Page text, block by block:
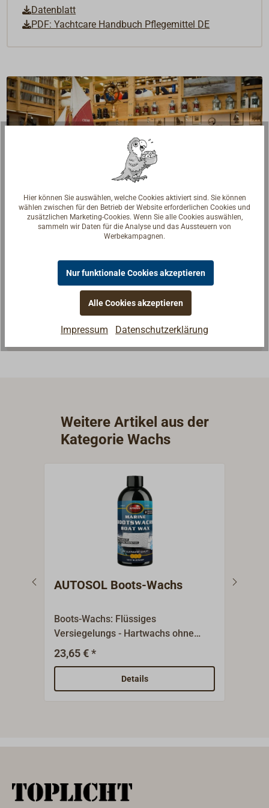
Datenblatt
PDF: Yachtcare Handbuch Pflegemittel DE
Fragen zum Artikel?
Reden Sie mit Handwerkern, Bootsbauern und
Seglerinnen. Wir verstehen Ihre Fragen und geben die
passende Antwort.
Experten kontaktieren
Weitere Artikel aus der
Kategorie Wachs
AUTOSOL Boots-Wachs
Boots-Wachs: Flüssiges
Versiegelungs - Hartwachs ohne
Schleifmittel. Dieses Wachs dient vor
allem als Langzeit-Konservierung
und gibt hervorragenden Glanz.
Sowohl für Kunststoffe als auch für
23,65 € *
Details
Hier können Sie auswählen, welche Cookies aktiviert sind. Sie können
wählen zwischen für den Betrieb der Website erforderlichen Cookies und
zusätzlichen Marketing-Cookies. Wenn Sie alle Cookies auswählen,
sammeln wir Daten für die Analyse und das Aussteuern von
Werbekampagnen.
Nur funktionale Cookies akzeptieren
Alle Cookies akzeptieren
Impressum Datenschutzerklärung